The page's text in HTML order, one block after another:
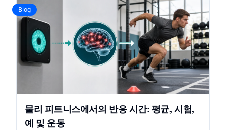
Blog
물리 피트니스에서의 반응 시간: 평균, 시험,
예 및 운동